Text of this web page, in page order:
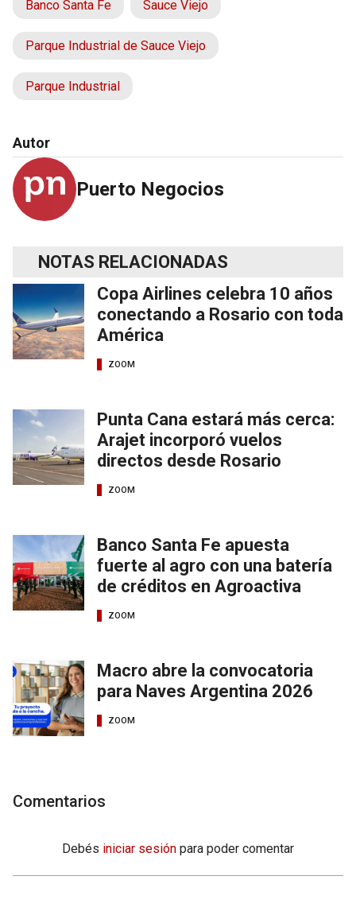
Banco Santa Fe Sauce Viejo
Parque Industrial de Sauce Viejo
Parque Industrial
Autor
Puerto Negocios
NOTAS RELACIONADAS
Copa Airlines celebra 10 años
conectando a Rosario con toda
América
ZOOM
Punta Cana estará más cerca:
Arajet incorporó vuelos
directos desde Rosario
ZOOM
Banco Santa Fe apuesta
fuerte al agro con una batería
de créditos en Agroactiva
ZOOM
Macro abre la convocatoria
para Naves Argentina 2026
ZOOM
Comentarios
Debés iniciar sesión para poder comentar